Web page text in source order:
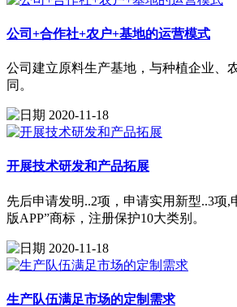
公司+合作社+农户+基地的运营模式
公司建立原料生产基地，与种植企业
同。
2020-11-18
开展技术研发和产品拓展
先后申请发明..2项，申请实用新型..3
版APP”商标，注册保护10大类别。
2020-11-18
生产队伍满足市场的定制需求